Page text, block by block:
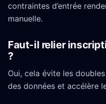
contraintes d’entrée
manuelle.
Faut-il relier
?
Oui, cela évite les
des données et accélère